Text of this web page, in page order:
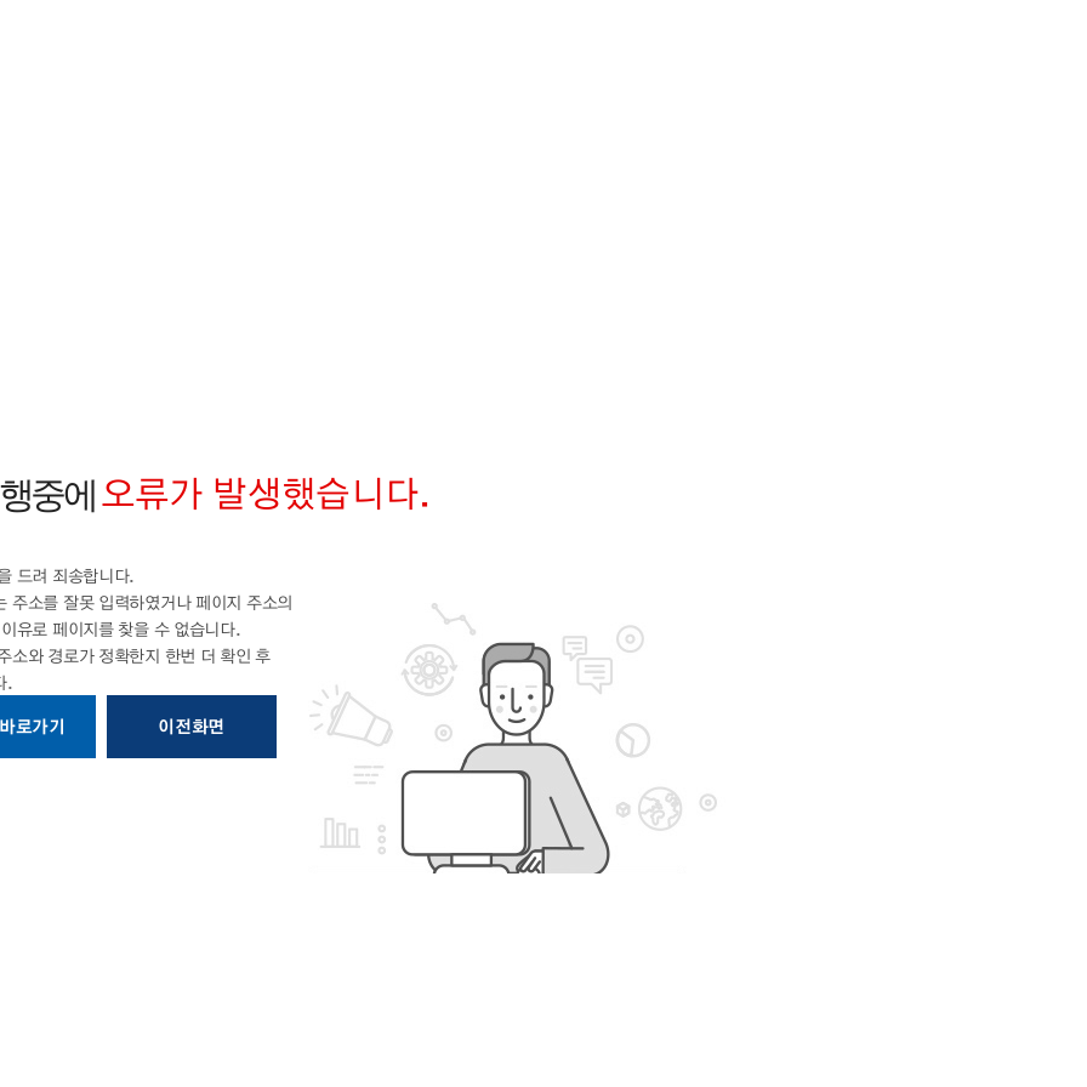
중에오류가 발생했습니다.
드려 죄송합니다.
주소를 잘못 입력하였거나 페이지 주소의
이유로 페이지를 찾을 수 없습니다.
소와 경로가 정확한지 한번 더 확인 후
.
로가기 이전화면